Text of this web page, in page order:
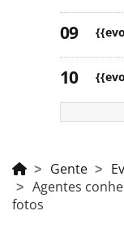
Gente
Agentes
fotos